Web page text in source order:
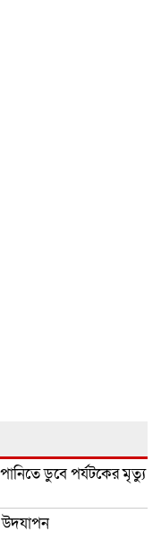
পানিতে ডুবে পর্যটকের মৃত্যু
উদযাপন